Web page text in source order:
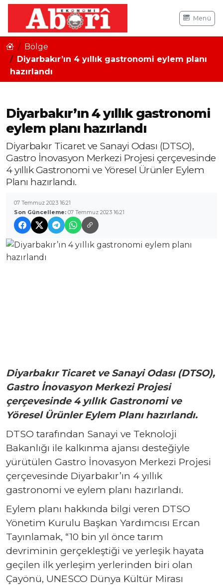
Menü
Bölge
Diyarbakır’ın 4 yıllık gastronomi eylem planı
hazırlandı
Diyarbakır’ın 4 yıllık gastronomi
eylem planı hazırlandı
Diyarbakır Ticaret ve Sanayi Odası (DTSO),
Gastro İnovasyon Merkezi Projesi çerçevesinde
4 yıllık Gastronomi ve Yöresel Ürünler Eylem
Planı hazırlandı.
07 Temmuz 2023 16:21
Son Güncelleme: 07 Temmuz 2023 16:21
Diyarbakır Ticaret ve Sanayi Odası (DTSO),
Gastro İnovasyon Merkezi Projesi
çerçevesinde 4 yıllık Gastronomi ve
Yöresel Ürünler Eylem Planı hazırlandı.
DTSO tarafından Sanayi ve Teknoloji
Bakanlığı ile kalkınma ajansı desteğiyle
yürütülen Gastro İnovasyon Merkezi Projesi
çerçevesinde Diyarbakır’ın 4 yıllık
gastronomi ve eylem planı hazırlandı.
Eylem planı hakkında bilgi veren DTSO
Yönetim Kurulu Başkan Yardımcısı Ercan
Tayınlamak, “10 bin yıl önce tarım
devriminin gerçekleştiği ve yerleşik hayata
geçilen ilk yerleşim yerlerinden biri olan
Çayönü, UNESCO Dünya Kültür Mirası